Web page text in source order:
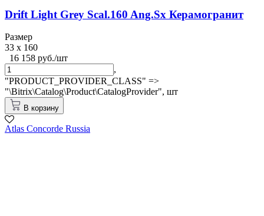
Drift Light Grey Scal.160 Ang.Sx Керамогранит
Размер
33 x 160
16 158 руб./шт
,
"PRODUCT_PROVIDER_CLASS" =>
"\Bitrix\Catalog\Product\CatalogProvider", шт
В корзину
Atlas Concorde Russia